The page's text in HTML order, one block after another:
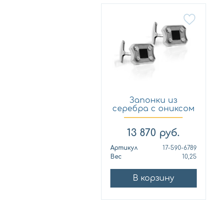
Запонки из
серебра с ониксом
KABAROVS...
13 870 руб.
Артикул
17-590-6789
Вес
10,25
В корзину